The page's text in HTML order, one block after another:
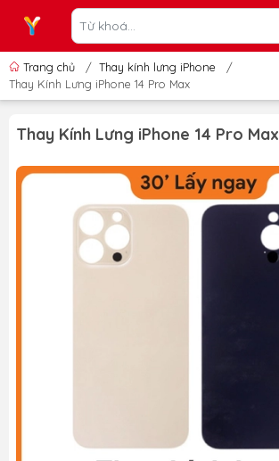
Trang chủ / Thay kính lưng iPhone
/
Thay Kính Lưng iPhone 14 Pro Max
Thay Kính Lưng iPhone 14 Pro Max